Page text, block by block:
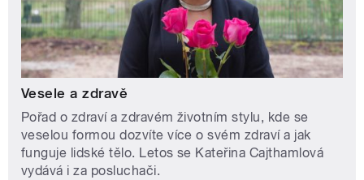
Vesele a zdravě
Pořad o zdraví a zdravém životním stylu, kde se
veselou formou dozvíte více o svém zdraví a jak
funguje lidské tělo. Letos se Kateřina Cajthamlová
vydává i za posluchači.